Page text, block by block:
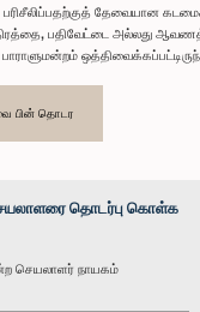
பரிசீலிப்பதற்குத் தேவையான
பதிவேட்டை அல்லது
பின் தொடர
தொடர்பு கொள்க
செயலாளர் நாயகம்